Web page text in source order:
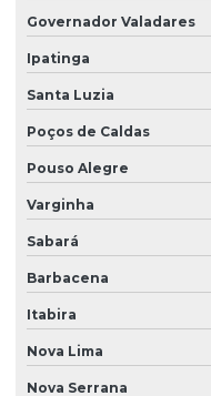
Governador Valadares
Ipatinga
Santa Luzia
Poços de Caldas
Pouso Alegre
Varginha
Sabará
Barbacena
Itabira
Nova Lima
Nova Serrana